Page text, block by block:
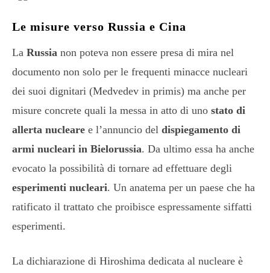
Le misure verso Russia e Cina
La Russia non poteva non essere presa di mira nel
documento non solo per le frequenti minacce nucleari
dei suoi dignitari (Medvedev in primis) ma anche per
misure concrete quali la messa in atto di uno stato di
allerta nucleare e l’annuncio del dispiegamento di
armi nucleari in Bielorussia. Da ultimo essa ha anche
evocato la possibilità di tornare ad effettuare degli
esperimenti nucleari. Un anatema per un paese che ha
ratificato il trattato che proibisce espressamente siffatti
esperimenti.
La dichiarazione di Hiroshima dedicata al nucleare è